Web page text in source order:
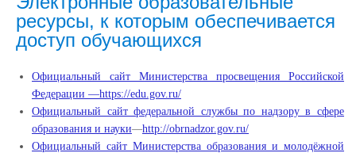
ресурсы, к которым обеспечивается
доступ обучающихся
Официальный сайт Министерства просвещения Российской
Федерации —https://edu.gov.ru/
Официальный сайт федеральной службы по надзору в сфере
образования и науки—http://obrnadzor.gov.ru/
Официальный сайт Министерства образования и молодёжной